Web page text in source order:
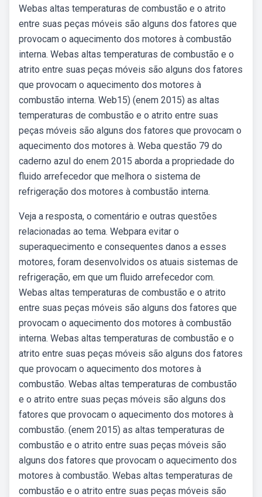
Webas altas temperaturas de combustão e o atrito
entre suas peças móveis são alguns dos fatores que
provocam o aquecimento dos motores à combustão
interna. Webas altas temperaturas de combustão e o
atrito entre suas peças móveis são alguns dos fatores
que provocam o aquecimento dos motores à
combustão interna. Web15) (enem 2015) as altas
temperaturas de combustão e o atrito entre suas
peças móveis são alguns dos fatores que provocam o
aquecimento dos motores à. Weba questão 79 do
caderno azul do enem 2015 aborda a propriedade do
fluido arrefecedor que melhora o sistema de
refrigeração dos motores à combustão interna.
Veja a resposta, o comentário e outras questões
relacionadas ao tema. Webpara evitar o
superaquecimento e consequentes danos a esses
motores, foram desenvolvidos os atuais sistemas de
refrigeração, em que um fluido arrefecedor com.
Webas altas temperaturas de combustão e o atrito
entre suas peças móveis são alguns dos fatores que
provocam o aquecimento dos motores à combustão
interna. Webas altas temperaturas de combustão e o
atrito entre suas peças móveis são alguns dos fatores
que provocam o aquecimento dos motores à
combustão. Webas altas temperaturas de combustão
e o atrito entre suas peças móveis são alguns dos
fatores que provocam o aquecimento dos motores à
combustão. (enem 2015) as altas temperaturas de
combustão e o atrito entre suas peças móveis são
alguns dos fatores que provocam o aquecimento dos
motores à combustão. Webas altas temperaturas de
combustão e o atrito entre suas peças móveis são